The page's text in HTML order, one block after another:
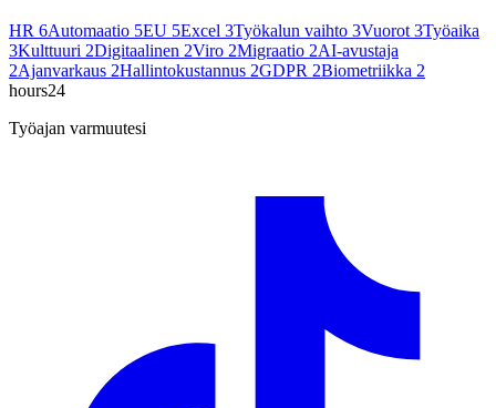
HR 6Automaatio 5EU 5Excel 3Työkalun vaihto 3Vuorot 3Työaika
3Kulttuuri 2Digitaalinen 2Viro 2Migraatio 2AI-avustaja
2Ajanvarkaus 2Hallintokustannus 2GDPR 2Biometriikka 2
hours24
Työajan varmuutesi